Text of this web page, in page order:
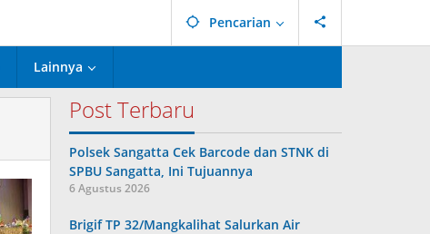
Pencarian
Lainnya
Post Terbaru
Polsek Sangatta Cek Barcode dan STNK di
SPBU Sangatta, Ini Tujuannya
6 Agustus 2026
Brigif TP 32/Mangkalihat Salurkan Air